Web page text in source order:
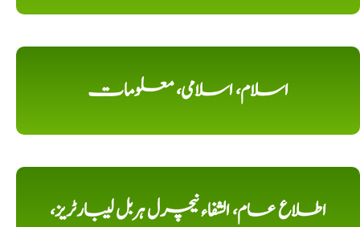
اسلام، اسلامی، معلومات
اطلاع عام، الشفاء نیچرل ہربل لیبارٹریز،